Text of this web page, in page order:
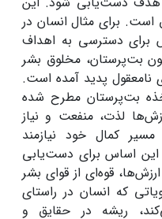
برای مثال انسان در
برای دسترسی به اهداف
بت‌پرستان، مخلوق بشر
نامعقول پدید آمده است.
بت‌پرستان مطرح شده
لذت، منفعت و نیاز
کمال خود نیازمند
اساس برای دست‌یابی
قوه‌ای از قوای بشر
که انسان در راستای
ریشه در حقایق و